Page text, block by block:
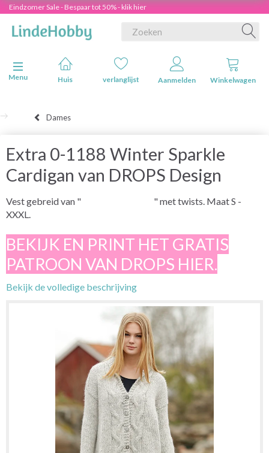
Eindzomer Sale - Bespaar tot 50% - klik hier
Navigatie in-/uitschakelen
Menu
Huis verlanglijst Aanmelden Winkelwagen
Dames
Extra 0-1188 Winter Sparkle
Cardigan van DROPS Design
Vest gebreid van "
" met twists. Maat S -
XXXL.
BEKIJK EN PRINT HET GRATIS
PATROON VAN DROPS HIER.
Bekijk de volledige beschrijving